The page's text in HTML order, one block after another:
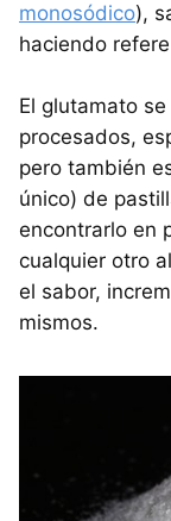
monosódico),
haciendo
El glutamato
procesados,
pero también
único) de
encontrarlo en
cualquier otro
el sabor,
mismos.